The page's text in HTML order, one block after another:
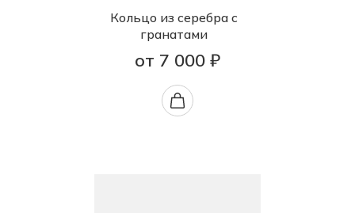
Кольцо из серебра с
гранатами
от 7 000 ₽